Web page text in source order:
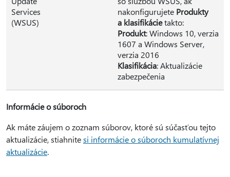
Services
(WSUS)
nakonfigurujete Produkty
a klasifikácietakto:
Produkt: Windows 10, verzia
1607 a Windows Server,
verzia 2016
Klasifikácia: Aktualizácie
zabezpečenia
Informácie o súboroch
Ak máte záujem o zoznam súborov, ktoré sú súčasťou tejto
aktualizácie, stiahnitesi informácie o súboroch kumulatívnej
aktualizácie.